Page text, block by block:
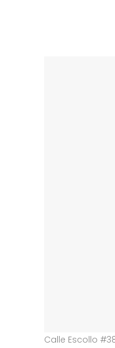
Calle Escollo